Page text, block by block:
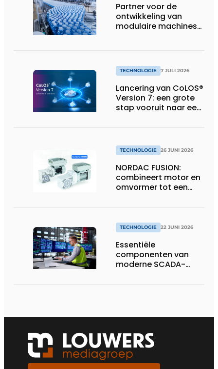
Partner voor de
ontwikkeling van
modulaire machines
TECHNOLOGIE 7 JULI 2026
Lancering van CoLOS®
Version 7: een grote
stap vooruit naar een
industriële
codeerprocessen
TECHNOLOGIE 26 JUNI 2026
NORDAC FUSION:
combineert motor en
omvormer tot een
TECHNOLOGIE 22 JUNI 2026
Essentiële
componenten van
moderne SCADA-